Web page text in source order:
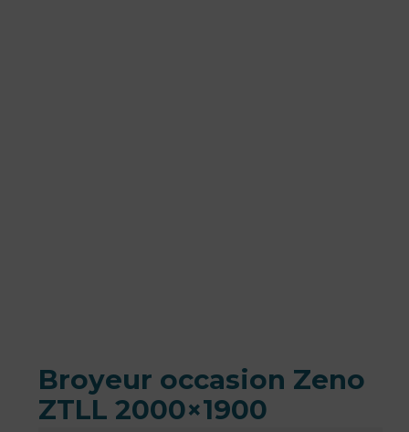
Broyeur occasion Zeno
ZTLL 2000×1900